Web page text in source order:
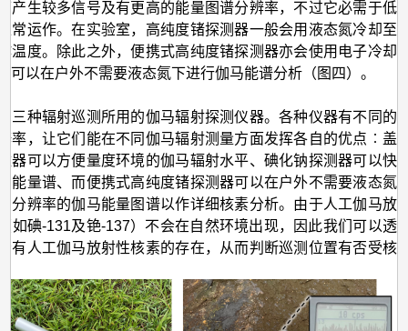
产生较多信号及有更高的能量图谱分辨率，不过它必需于低
常运作。在实验室，高纯度锗探测器一般会用液态氮冷却至
温度。除此之外，便携式高纯度锗探测器亦会使用电子冷却
可以在户外不需要液态氮下进行伽马能谱分析（图四）。
三种辐射巡测所用的伽马辐射探测仪器。各种仪器有不同的
率，让它们能在不同伽马辐射测量方面发挥各自的优点︰盖
器可以方便量度环境的伽马辐射水平、碘化钠探测器可以快
能量谱、而便携式高纯度锗探测器可以在户外不需要液态氮
分辨率的伽马能量图谱以作详细核素分析。由于人工伽马放
如碘-131及铯-137）不会在自然环境出现，因此我们可以透
有人工伽马放射性核素的存在，从而判断巡测位置有否受核